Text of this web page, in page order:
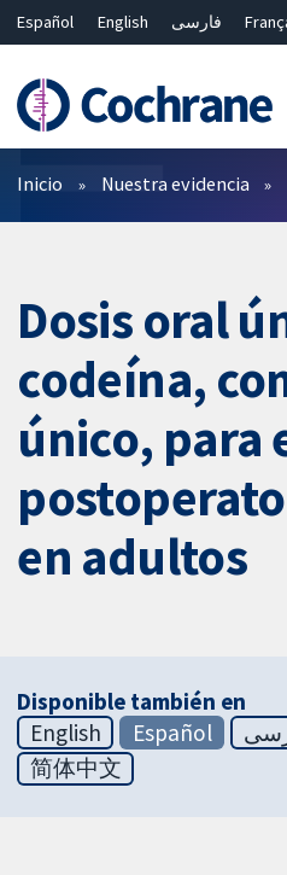
Español English فارسی
Bahasa Malaysia
ไทย 繁體中文
Filtros
Inicio Nuestra evidencia
Dosis oral
codeína,
único, para
en adultos
Disponible también en
English
Español
简体中文